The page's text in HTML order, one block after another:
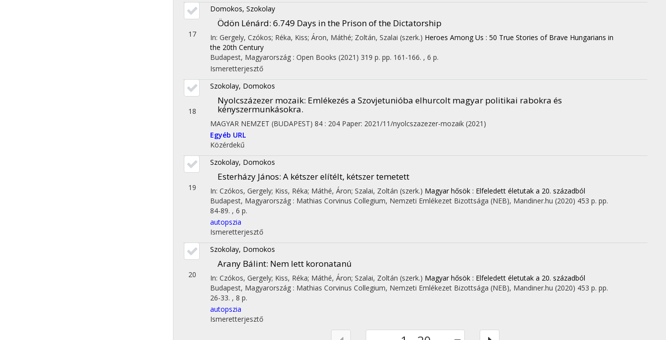
17
Domokos, Szokolay
Ödön Lénárd: 6.749 Days in the Prison of the Dictatorship
In: Gergely, Czókos; Réka, Kiss; Áron, Máthé; Zoltán, Szalai (szerk.) Heroes Among Us : 50 True Stories of Brave Hungarians in
the 20th Century
Budapest, Magyarország : Open Books (2021) 319 p. pp. 161-166. , 6 p.
Ismeretterjesztő
18
Szokolay, Domokos
Nyolcszázezer mozaik: Emlékezés a Szovjetunióba elhurcolt magyar politikai rabokra és
kényszermunkásokra.
MAGYAR NEMZET (BUDAPEST) 84 : 204 Paper: 2021/11/nyolcszazezer-mozaik (2021)
Egyéb URL
Közérdekű
19
Szokolay, Domokos
Esterházy János: A kétszer elítélt, kétszer temetett
In: Czókos, Gergely; Kiss, Réka; Máthé, Áron; Szalai, Zoltán (szerk.) Magyar hősök : Elfeledett életutak a 20. századból
Budapest, Magyarország : Mathias Corvinus Collegium, Nemzeti Emlékezet Bizottsága (NEB), Mandiner.hu (2020) 453 p. pp.
84-89. , 6 p.
autopszia
Ismeretterjesztő
20
Szokolay, Domokos
Arany Bálint: Nem lett koronatanú
In: Czókos, Gergely; Kiss, Réka; Máthé, Áron; Szalai, Zoltán (szerk.) Magyar hősök : Elfeledett életutak a 20. századból
Budapest, Magyarország : Mathias Corvinus Collegium, Nemzeti Emlékezet Bizottsága (NEB), Mandiner.hu (2020) 453 p. pp.
26-33. , 8 p.
autopszia
Ismeretterjesztő